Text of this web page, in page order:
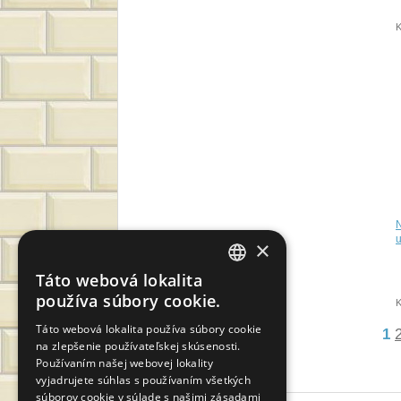
1
GERMAN
ENGLISH
×
Táto webová lokalita
používa súbory cookie.
Táto webová lokalita používa súbory cookie
na zlepšenie používateľskej skúsenosti.
Používaním našej webovej lokality
vyjadrujete súhlas s používaním všetkých
súborov cookie v súlade s našimi zásadami